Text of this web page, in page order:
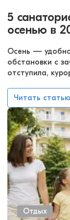
5
осенью в
Осень —
обстановки с
отступила,
легче.
любой
минеральным
лесах Карелии
недалеко от
Читать статью
Отдых